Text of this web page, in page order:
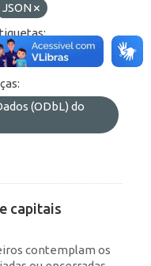
JSON
(ODbL) do
capitais
contemplam os